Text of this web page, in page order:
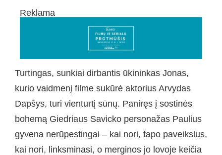
Reklama
Turtingas, sunkiai dirbantis ūkininkas Jonas,
kurio vaidmenį filme sukūrė aktorius Arvydas
Dapšys, turi vienturtį sūnų. Paniręs į sostinės
bohemą Giedriaus Savicko personažas Paulius
gyvena nerūpestingai – kai nori, tapo paveikslus,
kai nori, linksminasi, o merginos jo lovoje keičia